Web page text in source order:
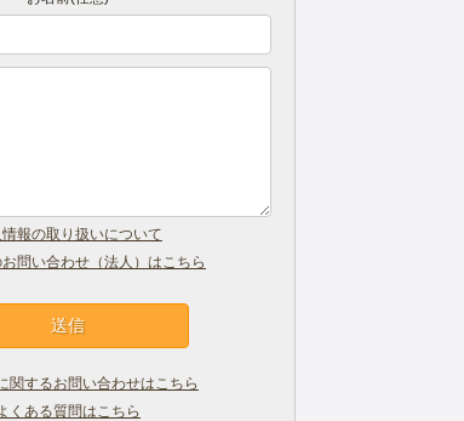
報の取り扱いについて
問い合わせ（法人）はこちら
関するお問い合わせはこちら
くある質問はこちら